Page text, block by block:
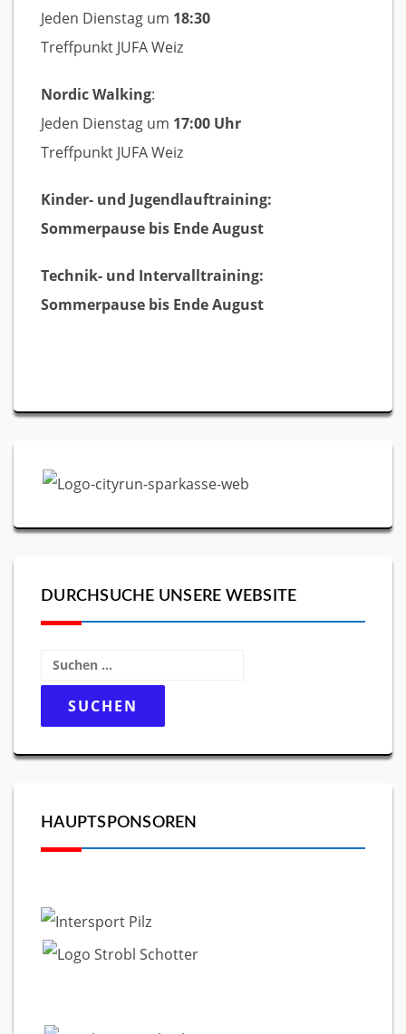
Jeden Dienstag um 18:30
Treffpunkt JUFA Weiz
Nordic Walking:
Jeden Dienstag um 17:00 Uhr
Treffpunkt JUFA Weiz
Kinder- und Jugendlauftraining:
Sommerpause bis Ende August
Technik- und Intervalltraining:
Sommerpause bis Ende August
DURCHSUCHE UNSERE WEBSITE
Suchen
nach:
HAUPTSPONSOREN